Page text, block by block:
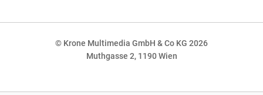
© Krone Multimedia GmbH & Co KG 2026
Muthgasse 2, 1190 Wien